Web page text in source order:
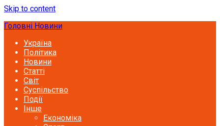
Skip to content
Головні Новини
Україна
Політика
Новини
Статті
Світ
Суспільство
Події
Інше
Економіка